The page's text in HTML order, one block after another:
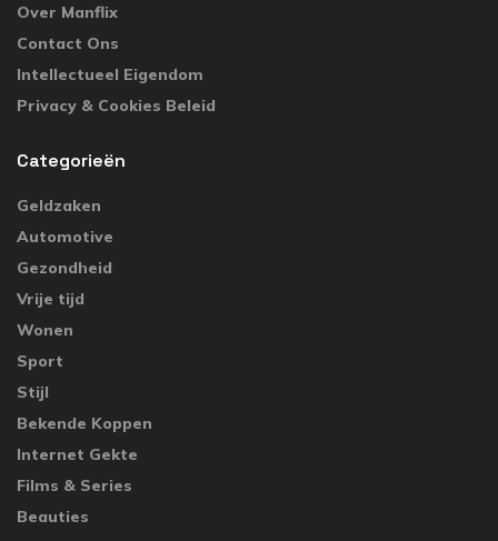
Over Manflix
Contact Ons
Intellectueel Eigendom
Privacy & Cookies Beleid
Categorieën
Geldzaken
Automotive
Gezondheid
Vrije tijd
Wonen
Sport
Stijl
Bekende Koppen
Internet Gekte
Films & Series
Beauties